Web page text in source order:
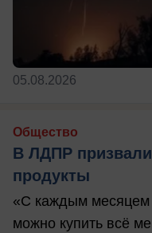
05.08.2026
Общество
В ЛДПР призвали
продукты
«С каждым месяцем
можно купить всё